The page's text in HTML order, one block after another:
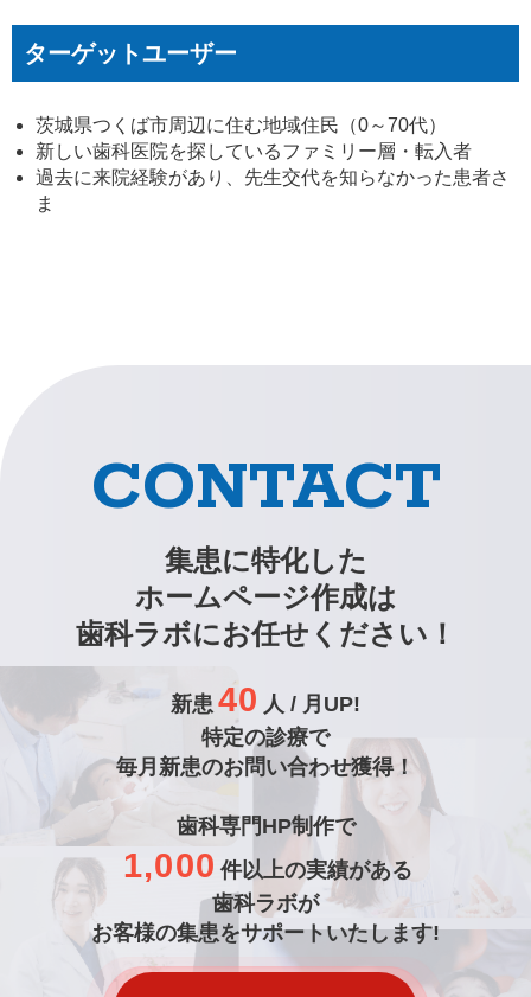
ターゲットユーザー
茨城県つくば市周辺に住む地域住民（0～70代）
新しい歯科医院を探しているファミリー層・転入者
過去に来院経験があり、先生交代を知らなかった患者さ
ま
CONTACT
集患に特化した
ホームページ作成は
歯科ラボにお任せください！
新患 40 人 / 月UP!
特定の診療で
毎月新患のお問い合わせ獲得！
歯科専門HP制作で
1,000 件以上の実績がある
歯科ラボが
お客様の集患をサポートいたします!